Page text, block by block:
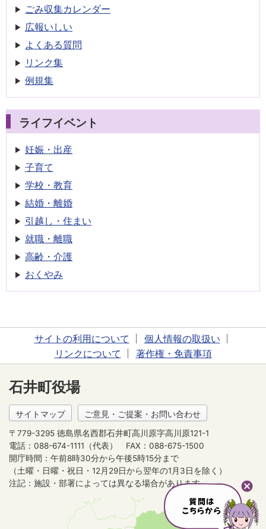
ごみ収集カレンダー
広報いしい
よくある質問
リンク集
例規集
ライフイベント
妊娠・出産
子育て
学校・教育
結婚・離婚
引越し・住まい
就職・離職
高齢・介護
おくやみ
サイトの利用について
個人情報の取扱い
リンクについて
著作権・免責事項
石井町役場
サイトマップ ご意見・ご提案・お問い合わせ
〒779-3295 徳島県名西郡石井町高川原字高川原121-1
電話：088-674-1111（代表）
FAX：088-675-1500
開庁時間：午前8時30分から午後5時15分まで
（土曜・日曜・祝日・12月29日から翌年の1月3日を除く）
注記：施設・部署によっては異なる場合があります。